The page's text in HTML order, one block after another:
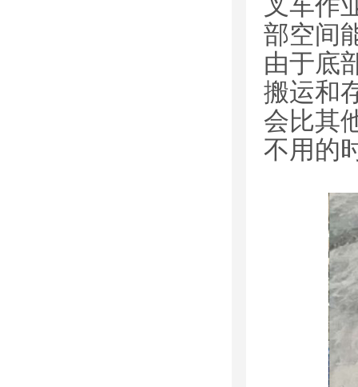
部空间
由于底
搬运和
会比其
不用的